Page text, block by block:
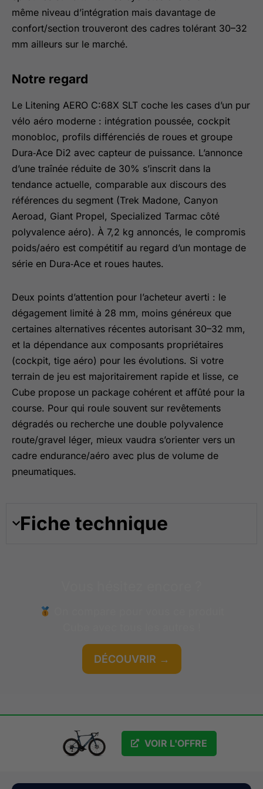
même niveau d’intégration mais davantage de
confort/section trouveront des cadres tolérant 30–32
mm ailleurs sur le marché.
Notre regard
Le Litening AERO C:68X SLT coche les cases d’un pur
vélo aéro moderne : intégration poussée, cockpit
monobloc, profils différenciés de roues et groupe
Dura‑Ace Di2 avec capteur de puissance. L’annonce
d’une traînée réduite de 30% s’inscrit dans la
tendance actuelle, comparable aux discours des
références du segment (Trek Madone, Canyon
Aeroad, Giant Propel, Specialized Tarmac côté
polyvalence aéro). À 7,2 kg annoncés, le compromis
poids/aéro est compétitif au regard d’un montage de
série en Dura‑Ace et roues hautes.
Deux points d’attention pour l’acheteur averti : le
dégagement limité à 28 mm, moins généreux que
certaines alternatives récentes autorisant 30–32 mm,
et la dépendance aux composants propriétaires
(cockpit, tige aéro) pour les évolutions. Si votre
terrain de jeu est majoritairement rapide et lisse, ce
Cube propose un package cohérent et affûté pour la
course. Pour qui roule souvent sur revêtements
dégradés ou recherche une double polyvalence
route/gravel léger, mieux vaudra s’orienter vers un
cadre endurance/aéro avec plus de volume de
pneumatiques.
Fiche technique
DÉCOUVRIR →
GRATUIT VOIR L'OFFRE